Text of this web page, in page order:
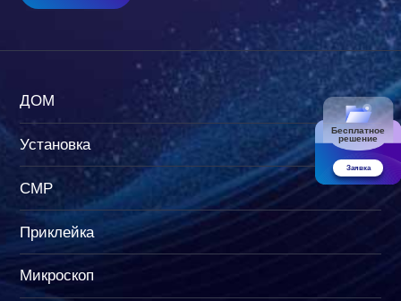
Бесплатное
решение
Заявка
ДОМ
Установка
CMP
Приклейка
Микроскоп